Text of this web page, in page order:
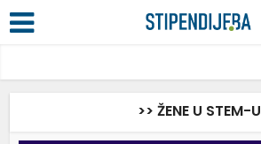
>> ŽENE U STEM-U